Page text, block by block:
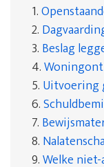
1.
2.
3. Beslag
4.
5. Uitvoering
6.
7.
8.
9.Welke